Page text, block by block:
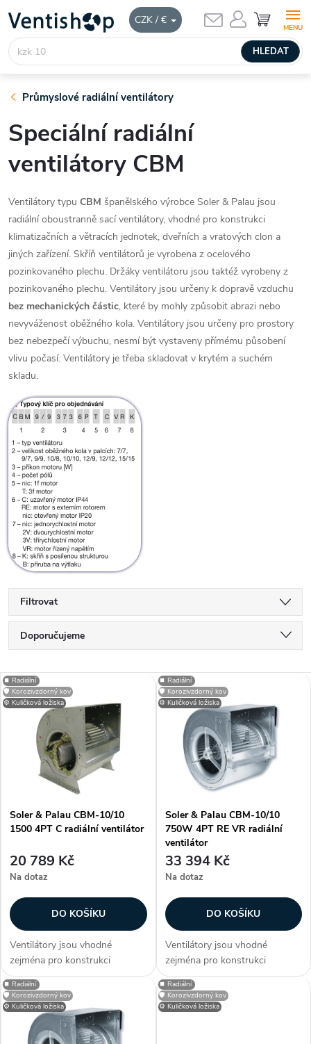
CZK / €
obsah
HLEDAT
NÁKUPNÍ
KOŠÍK
Průmyslové radiální ventilátory
Speciální radiální
ventilátory CBM
Ventilátory typu CBM španělského výrobce Soler & Palau jsou
radiální oboustranně sací ventilátory, vhodné pro konstrukci
klimatizačních a větracích jednotek, dveřních a vratových clon a
jiných zařízení. Skříň ventilátorů je vyrobena z ocelového
pozinkovaného plechu. Držáky ventilátoru jsou taktéž vyrobeny z
pozinkovaného plechu. Ventilátory jsou určeny k dopravě vzduchu
bez mechanických částic, které by mohly způsobit abrazi nebo
nevyváženost oběžného kola. Ventilátory jsou určeny pro prostory
bez nebezpečí výbuchu, nesmí být vystaveny přímému působení
vlivu počasí. Ventilátory je třeba skladovat v krytém a suchém
skladu.
Filtrovat
Ř
a
z
í
p
r
o
d
u
k
Doporučujeme
Nejdražší
Nejprodávanější
Abecedně
V
s
p
r
o
d
u
⚙️ Kuličková ložiska
⏹️ Radiální
🛡️ Korozivzdorný kov
Soler & Palau CBM-10/10
1500 4PT C radiální ventilátor
20 789 Kč
Na dotaz
DO KOŠÍKU
Ventilátory jsou vhodné
zejména pro konstrukci
klimatizačních a větracích
jednotek, dveřních a vratových
clon, případně dalších
vzduchotechnických aplikací.
Informujte se na...
⚙️ Kuličková ložiska
⏹️ Radiální
🛡️ Korozivzdorný kov
Soler & Palau CBM-10/10
750W 4PT RE VR radiální
ventilátor
33 394 Kč
Na dotaz
DO KOŠÍKU
Ventilátory jsou vhodné
zejména pro konstrukci
klimatizačních a větracích
jednotek, dveřních a vratových
clon, případně dalších
⚙️ Kuličková ložiska
⏹️ Radiální
🛡️ Korozivzdorný kov
⚙️ Kuličková ložiska
⏹️ Radiální
🛡️ Korozivzdorný kov